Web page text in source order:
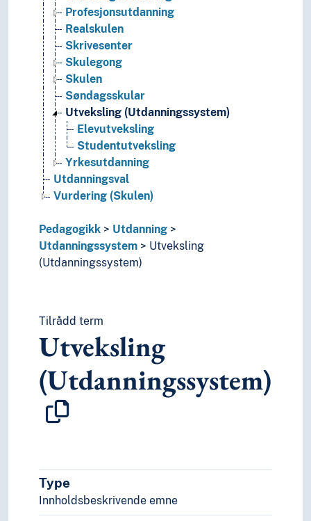
Profesjonsutdanning
Realskulen
Skrivesenter
Skulegong
Skulen
Søndagsskular
Utveksling (Utdanningssystem)
Elevutveksling
Studentutveksling
Yrkesutdanning
Utdanningsval
Vurdering (Skulen)
Pedagogikk
Utdanning
Utdanningssystem
Utveksling
(Utdanningssystem)
Tilrådd term
Utveksling
(Utdanningssystem)
Type
Innholdsbeskrivende emne